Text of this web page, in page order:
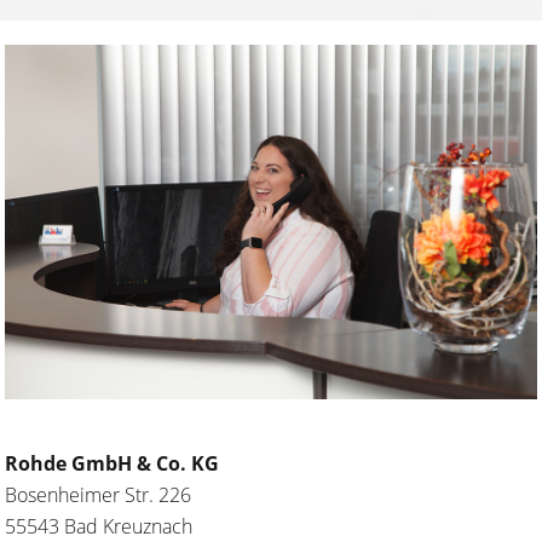
Rohde GmbH & Co. KG
Bosenheimer Str. 226
55543 Bad Kreuznach